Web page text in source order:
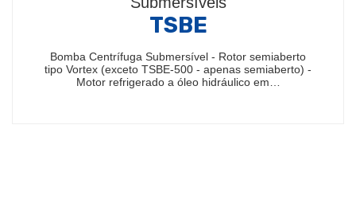
TSBE
Bomba Centrífuga Submersível - Rotor semiaberto
tipo Vortex (exceto TSBE-500 - apenas semiaberto) -
Motor refrigerado a óleo hidráulico em…